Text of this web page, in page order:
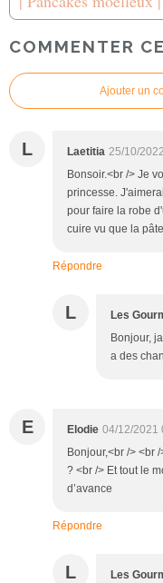
COMMENTER
Ajouter un
L Laetitia 25/10/
Bonsoir.<br /> Je
princesse.
pour faire la robe
cuire vu que la
Répondre
L Les
Bonjour,
a des
E Elodie 04/12/2021
Bonjour,<br /> <br
? <br /> Et tout le
d’avance
Répondre
L Les